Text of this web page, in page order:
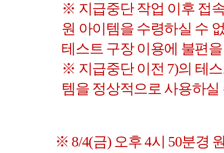
※ 지급중단 작업 이후 접
원 아이템을 수령하실 수
테스트 구장 이용에 불편
※ 지급중단 이전 7)의 테
템을 정상적으로 사용하실
※ 8/4(금) 오후4시 50분경